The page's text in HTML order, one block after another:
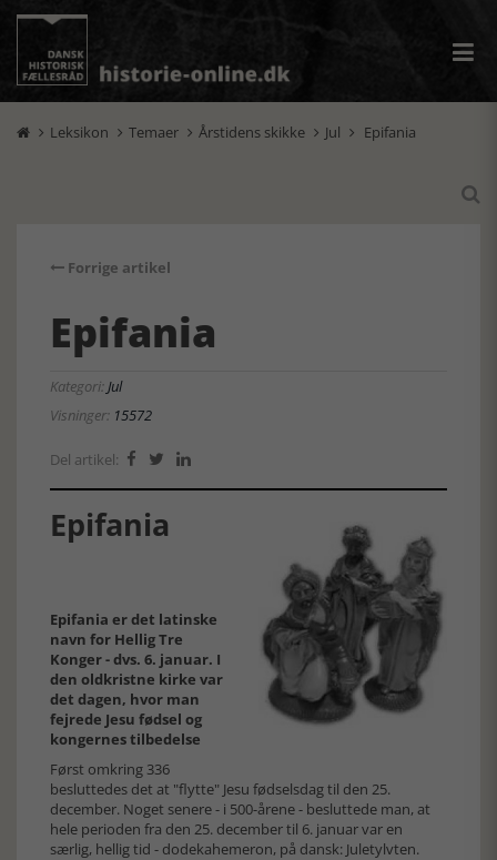
 Leksikon  Temaer  Årstidens skikke  Jul  Epifania

Forrige artikel
Epifania
Kategori:Jul
Visninger: 15572
Del artikel:   
Epifania
Epifania er det latinske
navn for Hellig Tre
Konger - dvs. 6. januar. I
den oldkristne kirke var
det dagen, hvor man
fejrede Jesu fødsel og
kongernes tilbedelse
Først omkring 336
besluttedes det at "flytte" Jesu fødselsdag til den 25.
december. Noget senere - i 500-årene - besluttede man, at
hele perioden fra den 25. december til 6. januar var en
særlig, hellig tid - dodekahemeron, på dansk: Juletylvten.